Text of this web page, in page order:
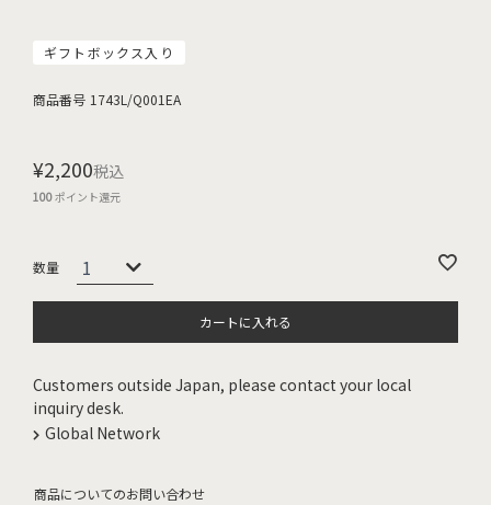
ギフトボックス入り
商品番号 1743L/Q001EA
¥2,200税込
100ポイント還元
カートに入れる
Customers outside Japan, please contact your local
inquiry desk.
Global Network
商品についてのお問い合わせ